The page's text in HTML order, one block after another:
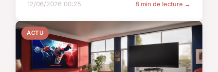
12/06/2026 00:25 8 min de lecture →
ACTU